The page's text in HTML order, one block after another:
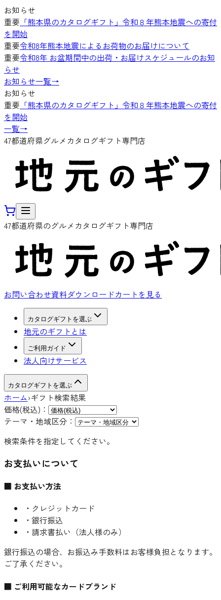
お知らせ
重要 「熊本県のカタログギフト」令和８年熊本地震への寄付
を開始
重要令和8年熊本地震によるお荷物のお届けについて
重要令和8年 お盆期間中の出荷・お届けスケジュールのお知
らせ
お知らせ一覧→
お知らせ
重要 「熊本県のカタログギフト」令和８年熊本地震への寄付
を開始
一覧→
47都道府県グルメカタログギフト専門店
47都道府県のグルメカタログギフト専門店
お問い合わせ資料ダウンロードカートを見る
カタログギフトを選ぶ
地元のギフトとは
ご利用ガイド
法人向けサービス
カタログギフトを選ぶ
ホーム›ギフト検索結果
価格(税込)：
テーマ・地域区分：
検索条件を指定してください。
お支払いについて
■ お支払い方法
・クレジットカード
・銀行振込
・請求書払い（法人様のみ）
銀行振込の場合、お振込み手数料はお客様負担となります。
ご了承ください。
■ ご利用可能なカードブランド